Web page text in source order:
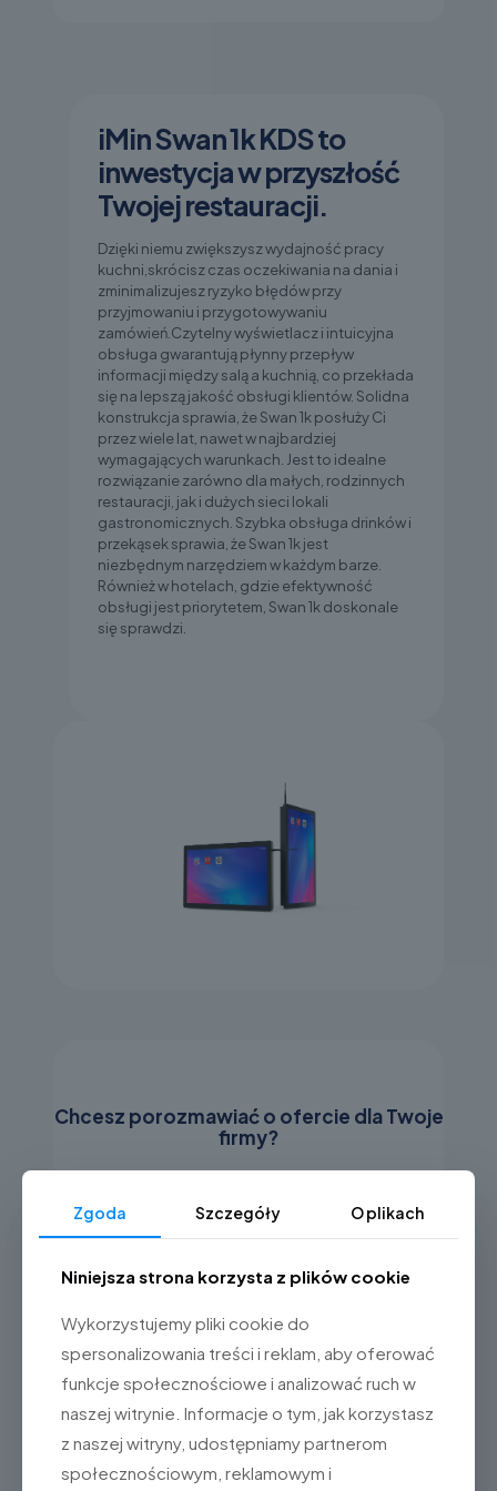
iMin Swan 1k KDS to
inwestycja w przyszłość
Twojej restauracji.
Dzięki niemu zwiększysz wydajność pracy
kuchni,skrócisz czas oczekiwania na dania i
zminimalizujesz ryzyko błędów przy
przyjmowaniu i przygotowywaniu
zamówień.Czytelny wyświetlacz i intuicyjna
obsługa gwarantują płynny przepływ
informacji między salą a kuchnią, co przekłada
się na lepszą jakość obsługi klientów. Solidna
konstrukcja sprawia, że Swan 1k posłuży Ci
przez wiele lat, nawet w najbardziej
wymagających warunkach. Jest to idealne
rozwiązanie zarówno dla małych, rodzinnych
restauracji, jak i dużych sieci lokali
gastronomicznych. Szybka obsługa drinków i
przekąsek sprawia, że Swan 1k jest
niezbędnym narzędziem w każdym barze.
Również w hotelach, gdzie efektywność
obsługi jest priorytetem, Swan 1k doskonale
się sprawdzi.
Chcesz porozmawiać o ofercie dla Twoje
firmy?
+48222116726
waw@centrumkas.pl
Zgoda Szczegóły O plikach
Niniejsza strona korzysta z plików cookie
Wykorzystujemy pliki cookie do
spersonalizowania treści i reklam, aby oferować
funkcje społecznościowe i analizować ruch w
naszej witrynie. Informacje o tym, jak korzystasz
z naszej witryny, udostępniamy partnerom
społecznościowym, reklamowym i